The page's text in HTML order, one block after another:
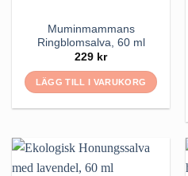
Muminmammans
Ringblomsalva, 60 ml
229 kr
LÄGG TILL I VARUKORG